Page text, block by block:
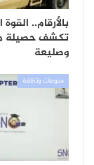
بالأرقام..
تكشف حصيلة
وصليعة
منوعات وثقافة